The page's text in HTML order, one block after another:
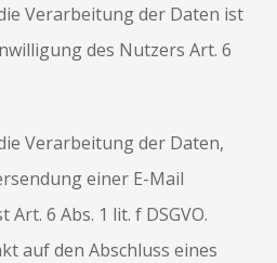
Verarbeitung der Daten ist
des Nutzers Art. 6
Verarbeitung der Daten,
einer E-Mail
6 Abs. 1 lit. f DSGVO.
auf den Abschluss eines